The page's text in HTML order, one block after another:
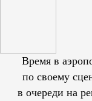
Время в
по своему
в очереди на